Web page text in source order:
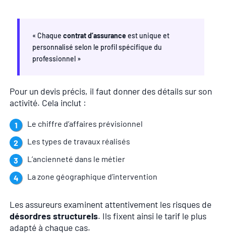
« Chaque contrat d’assuranceest unique et
personnalisé selon le profil spécifique du
professionnel »
Pour un devis précis, il faut donner des détails sur son
activité. Cela inclut :
Le chiffre d’affaires prévisionnel
Les types de travaux réalisés
L’ancienneté dans le métier
La zone géographique d’intervention
Les assureurs examinent attentivement les risques de
désordres structurels. Ils fixent ainsi le tarif le plus
adapté à chaque cas.